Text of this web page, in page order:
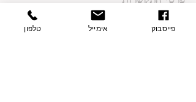
077-9335060
טלפון אימייל פייסבוק